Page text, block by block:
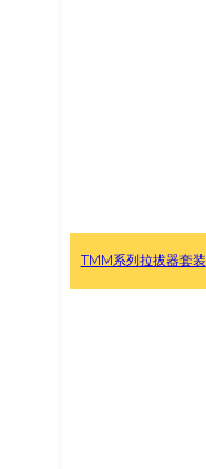
TMM系列拉拔器套装